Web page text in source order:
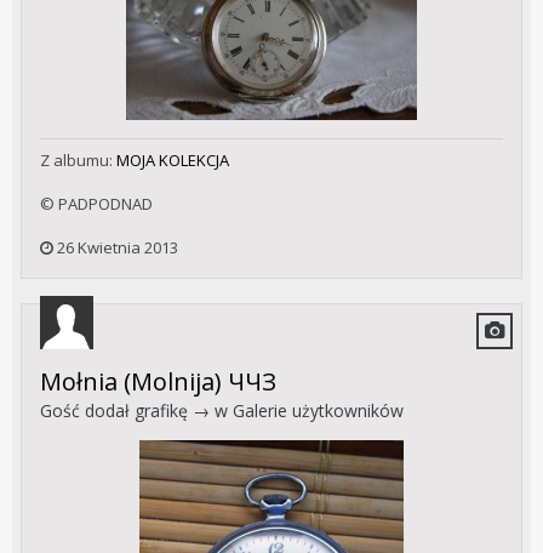
Z albumu: MOJA KOLEKCJA
© PADPODNAD
26 Kwietnia 2013
Mołnia (Molnija) ЧЧЗ
Gość dodał grafikę → w Galerie użytkowników